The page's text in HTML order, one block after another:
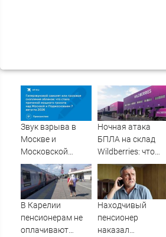
Звук взрыва в
Москве и
Московской
области 7 августа
2026 года:
Причины,
источник, откуда
Ночная атака
БПЛА на склад
Wildberries: что
известно об
очередном ударе
по логистическим
центрам
В Карелии
пенсионерам не
оплачивают
Находчивый
пенсионер
наказал